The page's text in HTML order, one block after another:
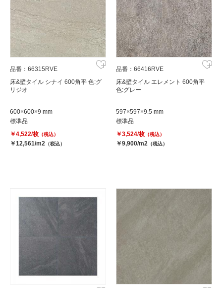
品番：66315RVE
床&壁タイル シナイ 600角平 色:グ
リジオ
600×600×9 mm
標準品
￥4,522/枚 （税込）
￥12,561/m2 （税込）
品番：66416RVE
床&壁タイル エレメント 600角平
色:グレー
597×597×9.5 mm
標準品
￥3,524/枚 （税込）
￥9,900/m2 （税込）